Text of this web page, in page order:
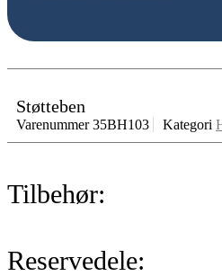
Støtteben
Varenummer35BH103 Kategori
Tilbehør:
Reservedele: